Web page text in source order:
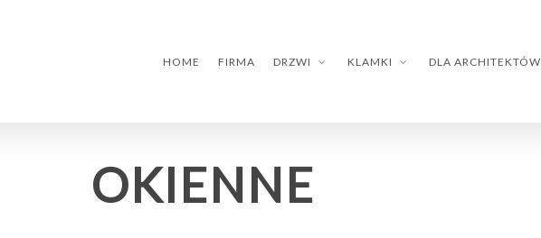
HOME FIRMA DRZWI KLAMKI DLA ARCHITEKTÓW
OKIENNE